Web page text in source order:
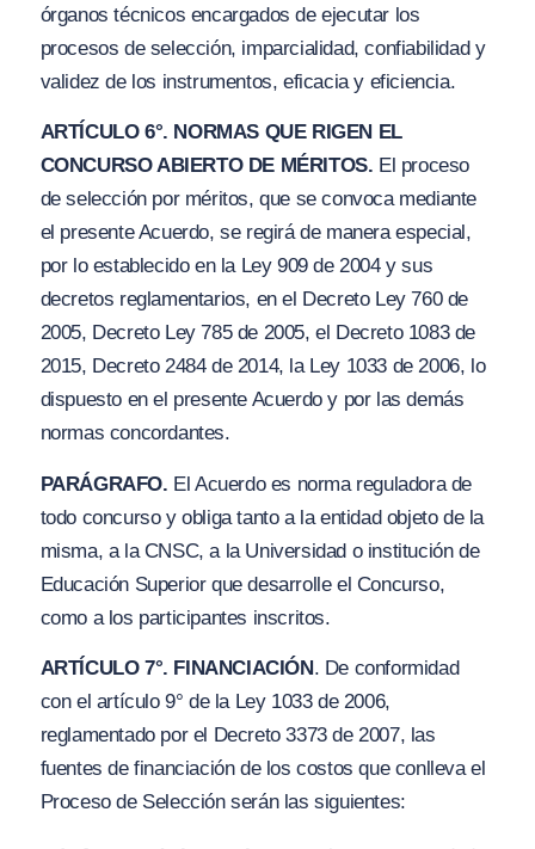
órganos técnicos encargados de ejecutar los
procesos de selección, imparcialidad, confiabilidad y
validez de los instrumentos, eficacia y eficiencia.
ARTÍCULO 6°. NORMAS QUE RIGEN EL
CONCURSO ABIERTO DE MÉRITOS. El proceso
de selección por méritos, que se convoca mediante
el presente Acuerdo, se regirá de manera especial,
por lo establecido en la Ley 909 de 2004 y sus
decretos reglamentarios, en el Decreto Ley 760 de
2005, Decreto Ley 785 de 2005, el Decreto 1083 de
2015, Decreto 2484 de 2014, la Ley 1033 de 2006, lo
dispuesto en el presente Acuerdo y por las demás
normas concordantes.
PARÁGRAFO. El Acuerdo es norma reguladora de
todo concurso y obliga tanto a la entidad objeto de la
misma, a la CNSC, a la Universidad o institución de
Educación Superior que desarrolle el Concurso,
como a los participantes inscritos.
ARTÍCULO 7°. FINANCIACIÓN . De conformidad
con el artículo 9° de la Ley 1033 de 2006,
reglamentado por el Decreto 3373 de 2007, las
fuentes de financiación de los costos que conlleva el
Proceso de Selección serán las siguientes: